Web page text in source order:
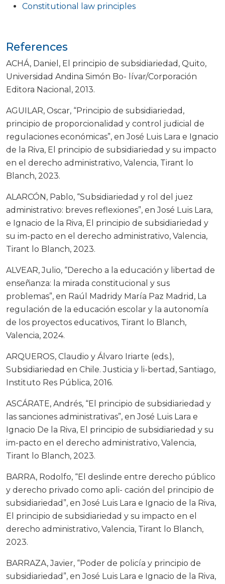
Constitutional law principles
References
ACHÁ, Daniel, El principio de subsidiariedad, Quito,
Universidad Andina Simón Bo- lívar/Corporación
Editora Nacional, 2013.
AGUILAR, Oscar, “Principio de subsidiariedad,
principio de proporcionalidad y control judicial de
regulaciones económicas”, en José Luis Lara e Ignacio
de la Riva, El principio de subsidiariedad y su impacto
en el derecho administrativo, Valencia, Tirant lo
Blanch, 2023.
ALARCÓN, Pablo, “Subsidiariedad y rol del juez
administrativo: breves reflexiones”, en José Luis Lara,
e Ignacio de la Riva, El principio de subsidiariedad y
su im-pacto en el derecho administrativo, Valencia,
Tirant lo Blanch, 2023.
ALVEAR, Julio, “Derecho a la educación y libertad de
enseñanza: la mirada constitucional y sus
problemas”, en Raúl Madridy María Paz Madrid, La
regulación de la educación escolar y la autonomía
de los proyectos educativos, Tirant lo Blanch,
Valencia, 2024.
ARQUEROS, Claudio y Álvaro Iriarte (eds.),
Subsidiariedad en Chile. Justicia y li-bertad, Santiago,
Instituto Res Pública, 2016.
ASCÁRATE, Andrés, “El principio de subsidiariedad y
las sanciones administrativas”, en José Luis Lara e
Ignacio De la Riva, El principio de subsidiariedad y su
im-pacto en el derecho administrativo, Valencia,
Tirant lo Blanch, 2023.
BARRA, Rodolfo, “El deslinde entre derecho público
y derecho privado como apli- cación del principio de
subsidiariedad”, en José Luis Lara e Ignacio de la Riva,
El principio de subsidiariedad y su impacto en el
derecho administrativo, Valencia, Tirant lo Blanch,
2023.
BARRAZA, Javier, “Poder de policía y principio de
subsidiariedad”, en José Luis Lara e Ignacio de la Riva,